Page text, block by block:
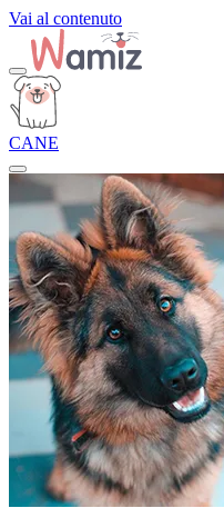
Vai al contenuto
CANE